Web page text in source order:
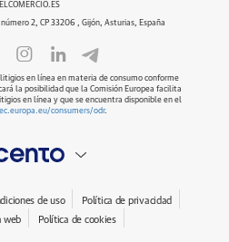
2, CP 33206 , Gijón, Asturias, España
en línea en materia de consumo conforme
la posibilidad que la Comisión Europea facilita
en línea y que se encuentra disponible en el
consumers/odr.
de uso
Política de privacidad
web Política de cookies